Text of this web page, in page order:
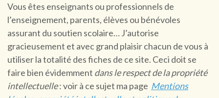
Vous êtes enseignants ou professionnels de
l’enseignement, parents, élèves ou bénévoles
assurant du soutien scolaire… J’autorise
gracieusement et avec grand plaisir chacun de vous à
utiliser la totalité des fiches de ce site. Ceci doit se
faire bien évidemment dans le respect de la propriété
intellectuelle: voir à ce sujet ma page Mentions